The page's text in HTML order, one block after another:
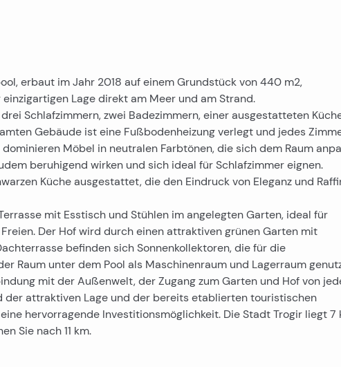
erbaut im Jahr 2018 auf einem Grundstück von 440 m2,
Lage direkt am Meer und am Strand.
Schlafzimmern, zwei Badezimmern, einer ausgestatteten
Gebäude ist eine Fußbodenheizung verlegt und jedes
Möbel in neutralen Farbtönen, die sich dem Raum
beruhigend wirken und sich ideal für Schlafzimmer eignen.
Küche ausgestattet, die den Eindruck von Eleganz und
mit Esstisch und Stühlen im angelegten Garten, ideal für
Der Hof wird durch einen attraktiven grünen Garten mit
befinden sich Sonnenkollektoren, die für die
Raum unter dem Pool als Maschinenraum und Lagerraum
mit der Außenwelt, der Zugang zum Garten und Hof von
der attraktiven Lage und der bereits etablierten touristischen
hervorragende Investitionsmöglichkeit. Die Stadt Trogir liegt 7
Sie nach 11 km.